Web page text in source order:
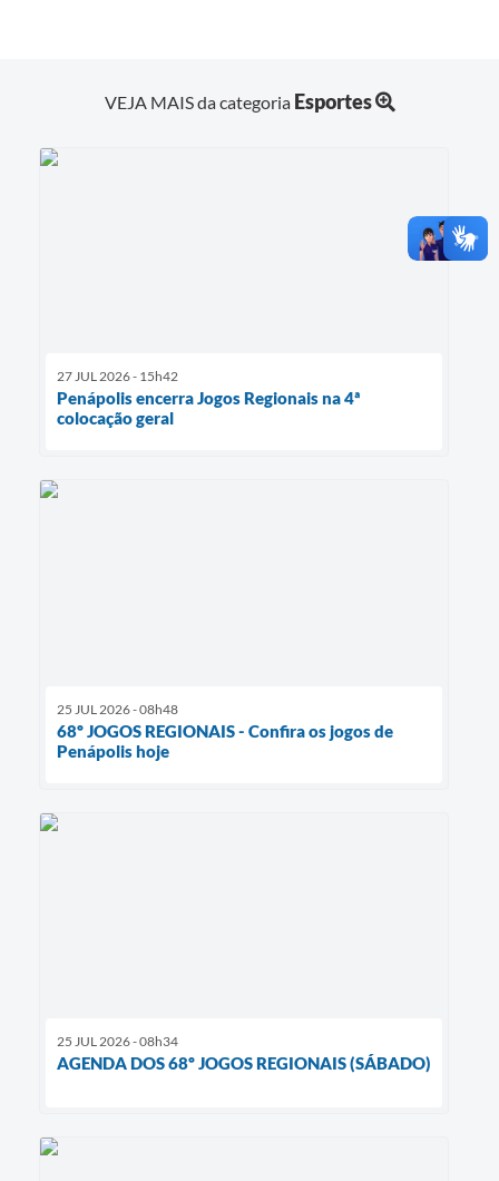
VEJA MAIS da categoria Esportes
27 JUL 2026 - 15h42
Penápolis encerra Jogos Regionais na 4ª
colocação geral
25 JUL 2026 - 08h48
68º JOGOS REGIONAIS - Confira os jogos de
Penápolis hoje
25 JUL 2026 - 08h34
AGENDA DOS 68º JOGOS REGIONAIS (SÁBADO)